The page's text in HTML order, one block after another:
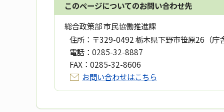
このページについてのお問い合わせ先
総合政策部 市民協働推進課
住所： 〒329-0492 栃木県下野市笹原26（庁
電話： 0285-32-8887
FAX： 0285-32-8606
お問い合わせはこちら